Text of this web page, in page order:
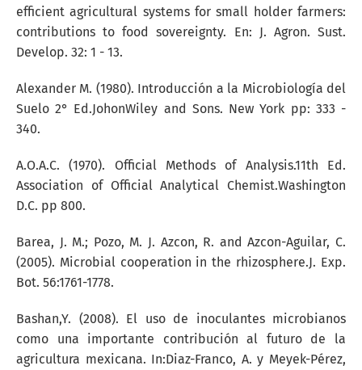
efficient agricultural systems for small holder farmers:
contributions to food sovereignty. En: J. Agron. Sust.
Develop. 32: 1 - 13.
Alexander M. (1980). Introducción a la Microbiología del
Suelo 2° Ed.JohonWiley and Sons. New York pp: 333 -
340.
A.O.A.C. (1970). Official Methods of Analysis.11th Ed.
Association of Official Analytical Chemist.Washington
D.C. pp 800.
Barea, J. M.; Pozo, M. J. Azcon, R. and Azcon-Aguilar, C.
(2005). Microbial cooperation in the rhizosphere.J. Exp.
Bot. 56:1761-1778.
Bashan,Y. (2008). El uso de inoculantes microbianos
como una importante contribución al futuro de la
agricultura mexicana. In:Diaz-Franco, A. y Meyek-Pérez,